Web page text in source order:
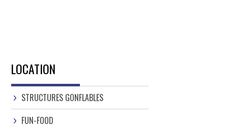
LOCATION
STRUCTURES GONFLABLES
FUN-FOOD